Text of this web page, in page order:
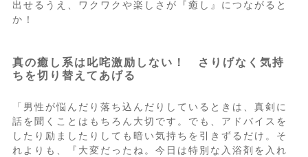
出せるうえ、ワクワクや楽しさが『癒し』につながると
か！
真の癒し系は叱咤激励しない！ さりげなく気持
ちを切り替えてあげる
「男性が悩んだり落ち込んだりしているときは、真剣に
話を聞くことはもちろん大切です。でも、アドバイスを
したり励ましたりしても暗い気持ちを引きずるだけ。そ
れよりも、『大変だったね。今日は特別な入浴剤を入れ